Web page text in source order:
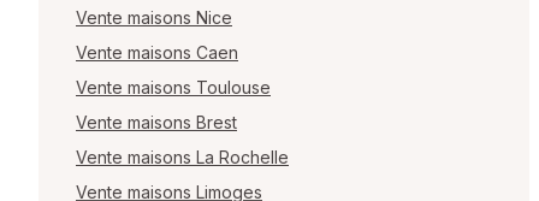
Vente maisons Nice
Vente maisons Caen
Vente maisons Toulouse
Vente maisons Brest
Vente maisons La Rochelle
Vente maisons Limoges